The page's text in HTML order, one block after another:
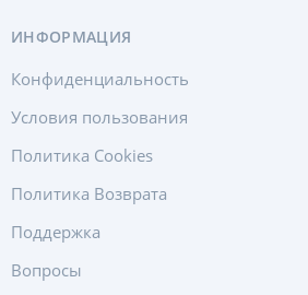
ИНФОРМАЦИЯ
Конфиденциальность
Условия пользования
Политика Cookies
Политика Возврата
Поддержка
Вопросы